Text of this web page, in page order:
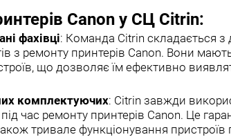
Canon у СЦ Citrin:
фахівці: Команда Citrin складається з
з ремонту принтерів Canon. Вони
що дозволяє їм ефективно
комплектуючих: Citrin завжди
час ремонту принтерів Canon. Це
тривале функціонування пристроїв